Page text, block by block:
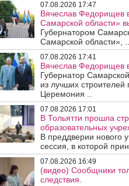
07.08.2026 17:47
Вячеслав Федорищев
Самарской области»
Губернатором
Самарской области», ..
07.08.2026 17:41
Вячеслав Федорищев
Губернатор
из лучших
Церемония ..
07.08.2026 17:01
В Тольятти прошла
образовательных
В преддверии нового
сессия, в которой
07.08.2026 16:49
(видео) Сообщники
следствия.